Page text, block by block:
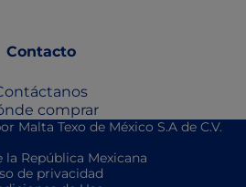
Contacto
comprar
Malta Texo de México S.A de C.V.
la República Mexicana
de privacidad